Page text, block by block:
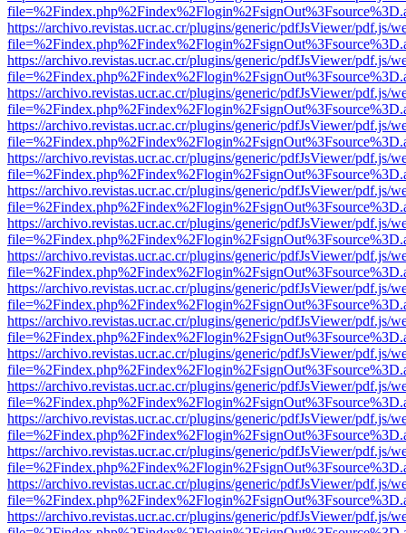
https://archivo.revistas.ucr.ac.cr/plugins/generic/pdfJsViewer/pdf.js/
https://archivo.revistas.ucr.ac.cr/plugins/generic/pdfJsViewer/pdf.js/
https://archivo.revistas.ucr.ac.cr/plugins/generic/pdfJsViewer/pdf.js/
https://archivo.revistas.ucr.ac.cr/plugins/generic/pdfJsViewer/pdf.js/
https://archivo.revistas.ucr.ac.cr/plugins/generic/pdfJsViewer/pdf.js/
https://archivo.revistas.ucr.ac.cr/plugins/generic/pdfJsViewer/pdf.js/
https://archivo.revistas.ucr.ac.cr/plugins/generic/pdfJsViewer/pdf.js/
https://archivo.revistas.ucr.ac.cr/plugins/generic/pdfJsViewer/pdf.js/
https://archivo.revistas.ucr.ac.cr/plugins/generic/pdfJsViewer/pdf.js/
https://archivo.revistas.ucr.ac.cr/plugins/generic/pdfJsViewer/pdf.js/
https://archivo.revistas.ucr.ac.cr/plugins/generic/pdfJsViewer/pdf.js/
https://archivo.revistas.ucr.ac.cr/plugins/generic/pdfJsViewer/pdf.js/
https://archivo.revistas.ucr.ac.cr/plugins/generic/pdfJsViewer/pdf.js/
https://archivo.revistas.ucr.ac.cr/plugins/generic/pdfJsViewer/pdf.js/
https://archivo.revistas.ucr.ac.cr/plugins/generic/pdfJsViewer/pdf.js/
https://archivo.revistas.ucr.ac.cr/plugins/generic/pdfJsViewer/pdf.js/